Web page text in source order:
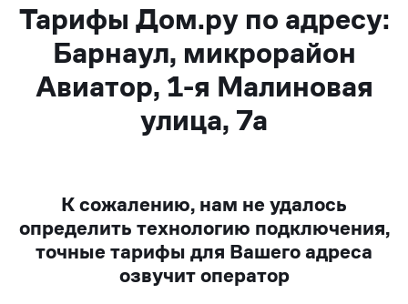
Тарифы Дом.ру по адресу:
Барнаул, микрорайон
Авиатор, 1-я Малиновая
улица, 7а
К сожалению, нам не удалось
определить технологию подключения,
точные тарифы для Вашего адреса
озвучит оператор